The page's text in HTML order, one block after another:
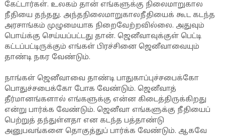
கேட்டார்கள். உலகம் தான் எங்களுக்கு நிலைமாறுகால
நீதியை தந்தது. அந்தநிலைமாறுகாலநீதியைக் கூட கடந்த
அரசாங்கம் முழுமையாக நிறைவேற்றவில்லை. அதுவும்
பொய்க்கு செய்யப்பட்டது தான். ஜெனீவாவுக்குள் பெட்டி
கட்டப்பட்டிருக்கும் எங்கள் பிரச்சினை ஜெனீவாவையும்
தாண்டி நகர வேண்டும்.
நாங்கள் ஜெனீவாவை தாண்டி பாதுகாப்புச்சபைக்கோ
பொதுச்சபைக்கோ போக வேண்டும். ஜெனீவாத்
தீர்மானங்களால் எங்களுக்கு என்ன கிடைத்திருக்கிறது
என்று பார்க்க வேண்டும். ஜெனீவா எங்களுக்கு நீதியைப்
பெற்றுத் தந்துள்ளதா என கடந்த பத்தாண்டு
அனுபவங்களை தொகுத்துப் பார்க்க வேண்டும். ஆகவே